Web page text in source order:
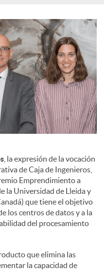
, la expresión de la vocación
de Caja de Ingenieros,
Emprendimiento a
la Universidad de Lleida y
que tiene el objetivo
los centros de datos y a la
del procesamiento
que elimina las
la capacidad de